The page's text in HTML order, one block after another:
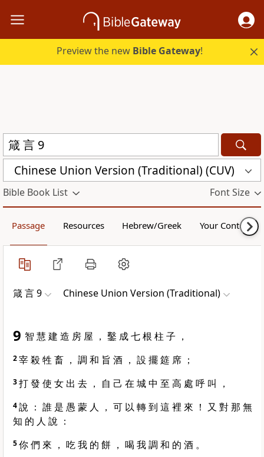
Preview the new Bible Gateway!
Chinese Union Version (Traditional) (CUV)
Bible Book List Font Size
Passage Resources Hebrew/Greek Your Content
箴 言 9 Chinese Union Version (Traditional)
9 智 慧 建 造 房 屋 ， 鑿 成 七 根 柱 子 ，
2宰 殺 牲 畜 ， 調 和 旨 酒 ， 設 擺 筵 席 ；
3打 發 使 女 出 去 ， 自 己 在 城 中 至 高 處 呼 叫 ，
4說 ： 誰 是 愚 蒙 人 ， 可 以 轉 到 這 裡 來 ！ 又 對 那 無
知 的 人 說 ：
5你 們 來 ， 吃 我 的 餅 ， 喝 我 調 和 的 酒 。